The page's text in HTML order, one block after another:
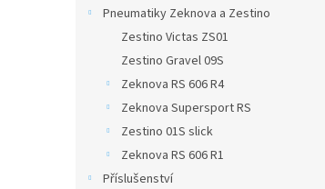
Pneumatiky Zeknova a Zestino
Zestino Victas ZS01
Zestino Gravel 09S
Zeknova RS 606 R4
Zeknova Supersport RS
Zestino 01S slick
Zeknova RS 606 R1
Příslušenství